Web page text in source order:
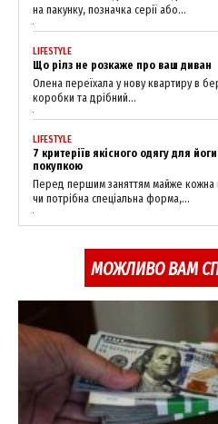
News
на пакунку, позначка серії або...
LIFESTYLE
Що рілз не розкаже про ваш диван
Олена переїхала у нову квартиру в
коробки та дрібний...
LIFESTYLE
7 критеріїв якісного одягу для
покупкою
Перед першим заняттям майже кожна
чи потрібна спеціальна форма,...
МОЖЛИВО ВАМ